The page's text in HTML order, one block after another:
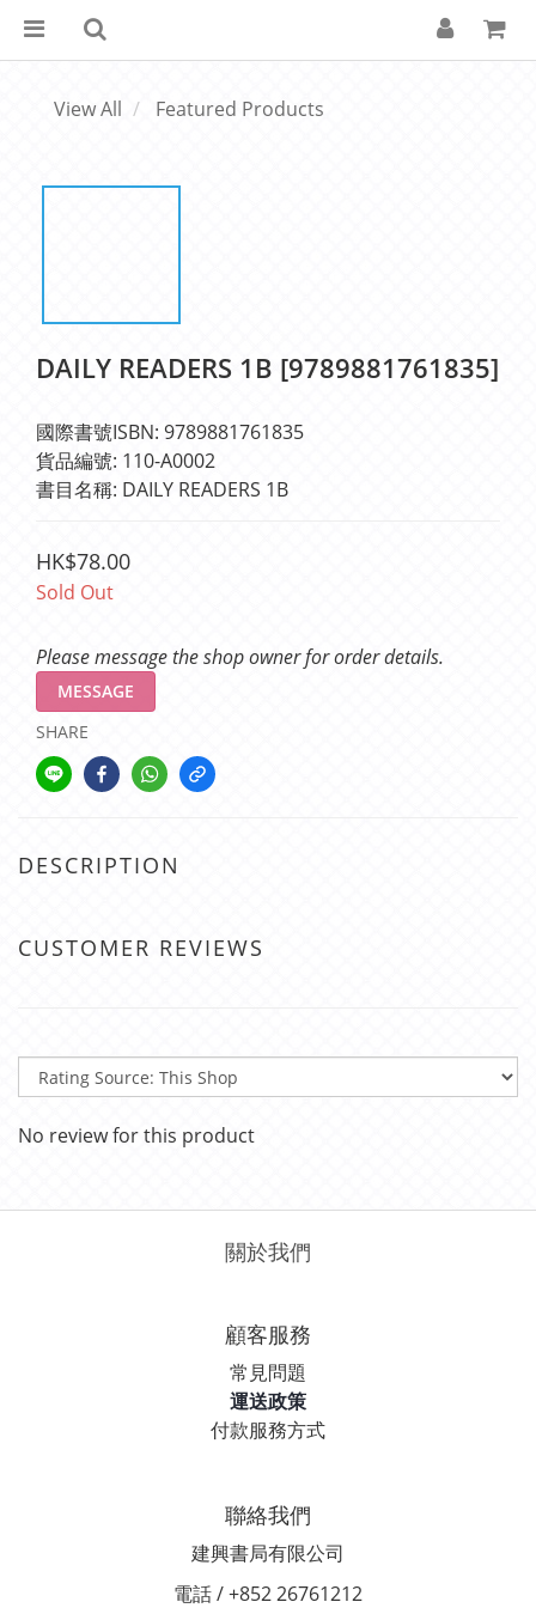
View All Featured Products
DAILY READERS 1B [9789881761835]
國際書號ISBN: 9789881761835
貨品編號: 110-A0002
書目名稱: DAILY READERS 1B
HK$78.00
Sold Out
Please message the shop owner for order details.
MESSAGE
SHARE
DESCRIPTION
CUSTOMER REVIEWS
No review for this product
關於我們
顧客服務
常見問題
運送政策
付款服務方式
聯絡我們
建興書局有限公司
電話 / +852 26761212